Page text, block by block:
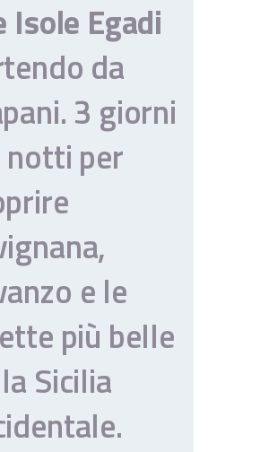
Isole Egadi
da
3 giorni
notti per
e le
più belle
Sicilia